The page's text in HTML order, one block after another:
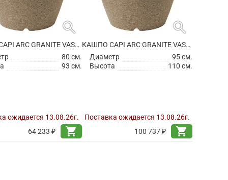
search
КАШПО CAPI ARC GRANITE VASE ELEGANT WARM TAUPE
80 см.
93 см.
ожидается 13.08.26г.
64 233 ₽
shopping_cart
search
КАШПО CAPI ARC GRANITE VASE ELEGANT WARM TAUPE
Диаметр
95 см.
Высота
110 см.
Поставка ожидается 13.08.26г.
100 737 ₽
shopping_cart